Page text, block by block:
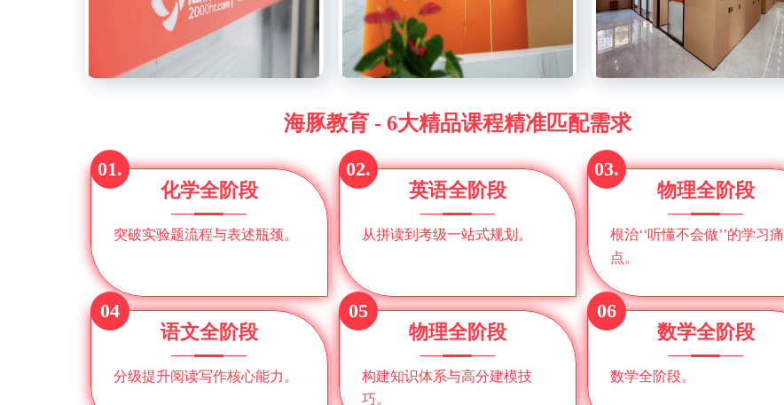
海豚教育 - 6大精品课程精准匹配需求
01.
化学全阶段
突破实验题流程与表述瓶颈。
02.
英语全阶段
从拼读到考级一站式规划。
03.
物理全阶段
根治‘‘听懂不会做’’的学习痛
点。
04
语文全阶段
分级提升阅读写作核心能力。
05
物理全阶段
构建知识体系与高分建模技
巧。
06
数学全阶段
数学全阶段。